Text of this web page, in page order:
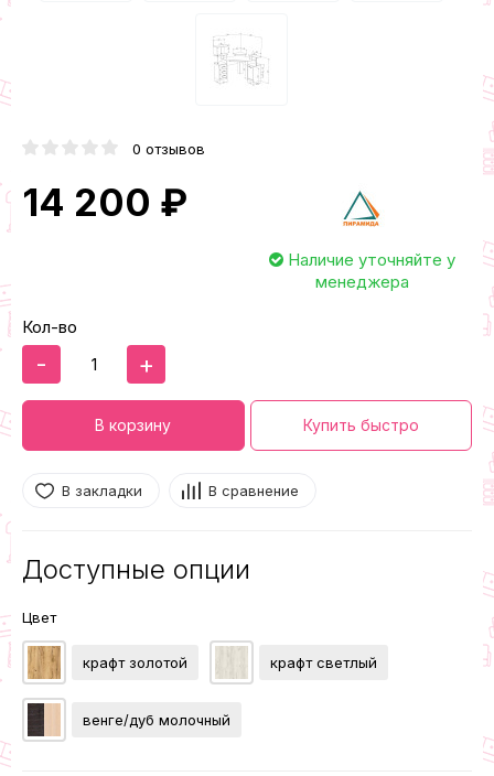
0 отзывов
14 200 ₽
Наличие уточняйте у
менеджера
Кол-во
- +
В корзину Купить быстро
В закладки В сравнение
Доступные опции
Цвет
крафт золотой крафт светлый
венге/дуб молочный